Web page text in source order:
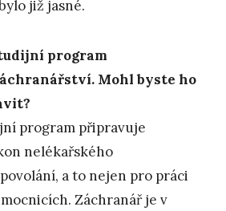
již jasné.
program
Mohl byste ho
program připravuje
nelékařského
a to nejen pro práci
Záchranář je v